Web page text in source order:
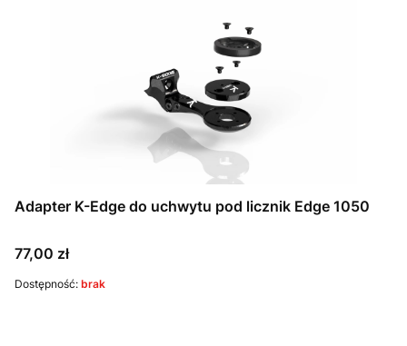
Adapter K-Edge do uchwytu pod licznik Edge 1050
Cena
77,00 zł
Dostępność: brak